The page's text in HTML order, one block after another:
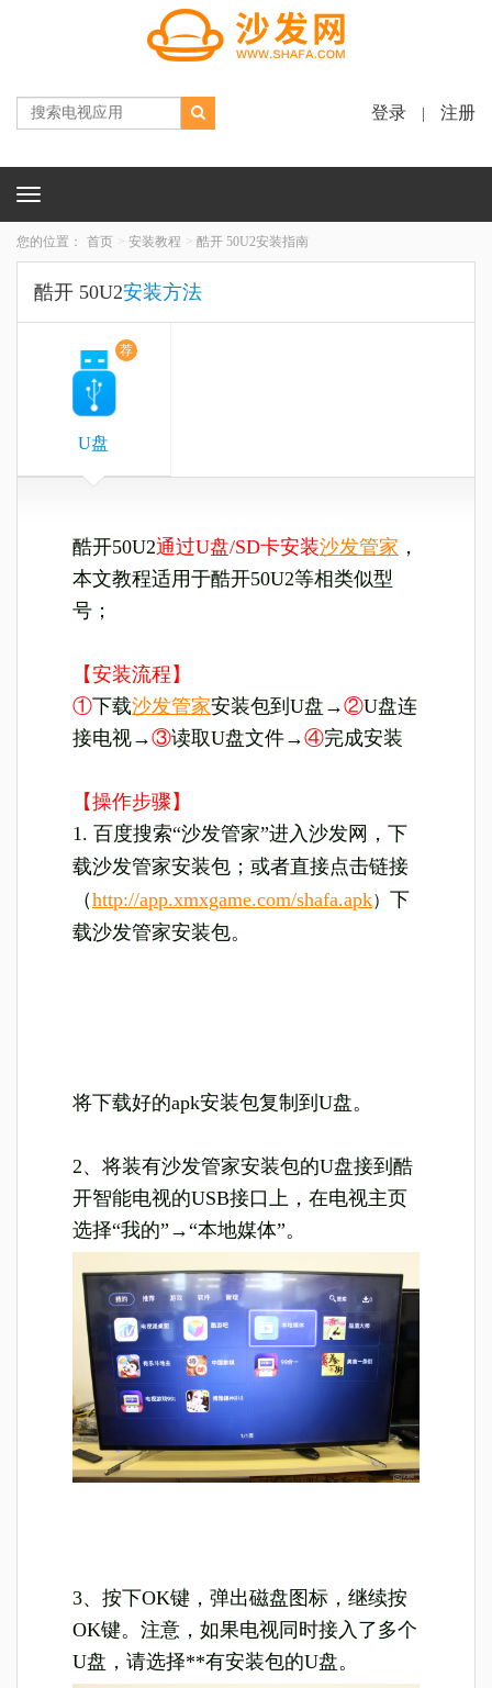
登录 注册
Toggle
您的位置： 首页 安装教程 酷开 50U2安装指南
酷开 50U2安装方法
荐
U盘
酷开50U2通过U盘/SD卡安装沙发管家 ，
本文教程适用于酷开50U2等相类似型
号；
【安装流程】
①下载沙发管家安装包到U盘→②U盘连
接电视→③读取U盘文件→④完成安装
【操作步骤】
1. 百度搜索“沙发管家”进入沙发网，下
载沙发管家安装包；或者直接点击链接
（http://app.xmxgame.com/shafa.apk） 下
载沙发管家安装包。
将下载好的apk安装包复制到U盘。
2、将装有沙发管家安装包的U盘接到酷
开智能电视的USB接口上，在电视主页
选择“我的” →“本地媒体”。
3、按下OK键，弹出磁盘图标，继续按
OK键。注意，如果电视同时接入了多个
U盘，请选择**有安装包的U盘。